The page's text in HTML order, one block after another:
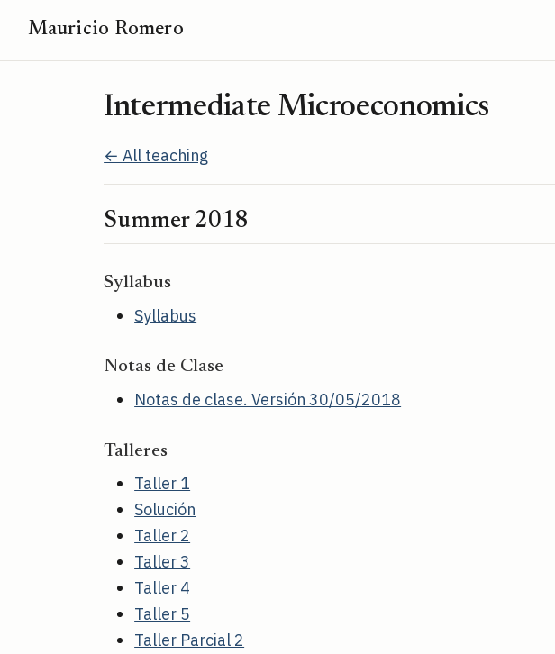
Mauricio Romero
Intermediate Microeconomics
← All teaching
Summer 2018
Syllabus
Syllabus
Notas de Clase
Notas de clase. Versión 30/05/2018
Talleres
Taller 1
Solución
Taller 2
Taller 3
Taller 4
Taller 5
Taller Parcial 2